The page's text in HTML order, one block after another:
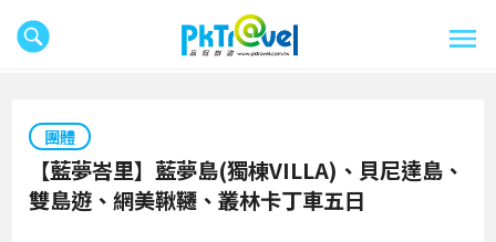
團體
【藍夢峇里】藍夢島(獨棟VILLA)、貝尼達島、
雙島遊、網美鞦韆、叢林卡丁車五日